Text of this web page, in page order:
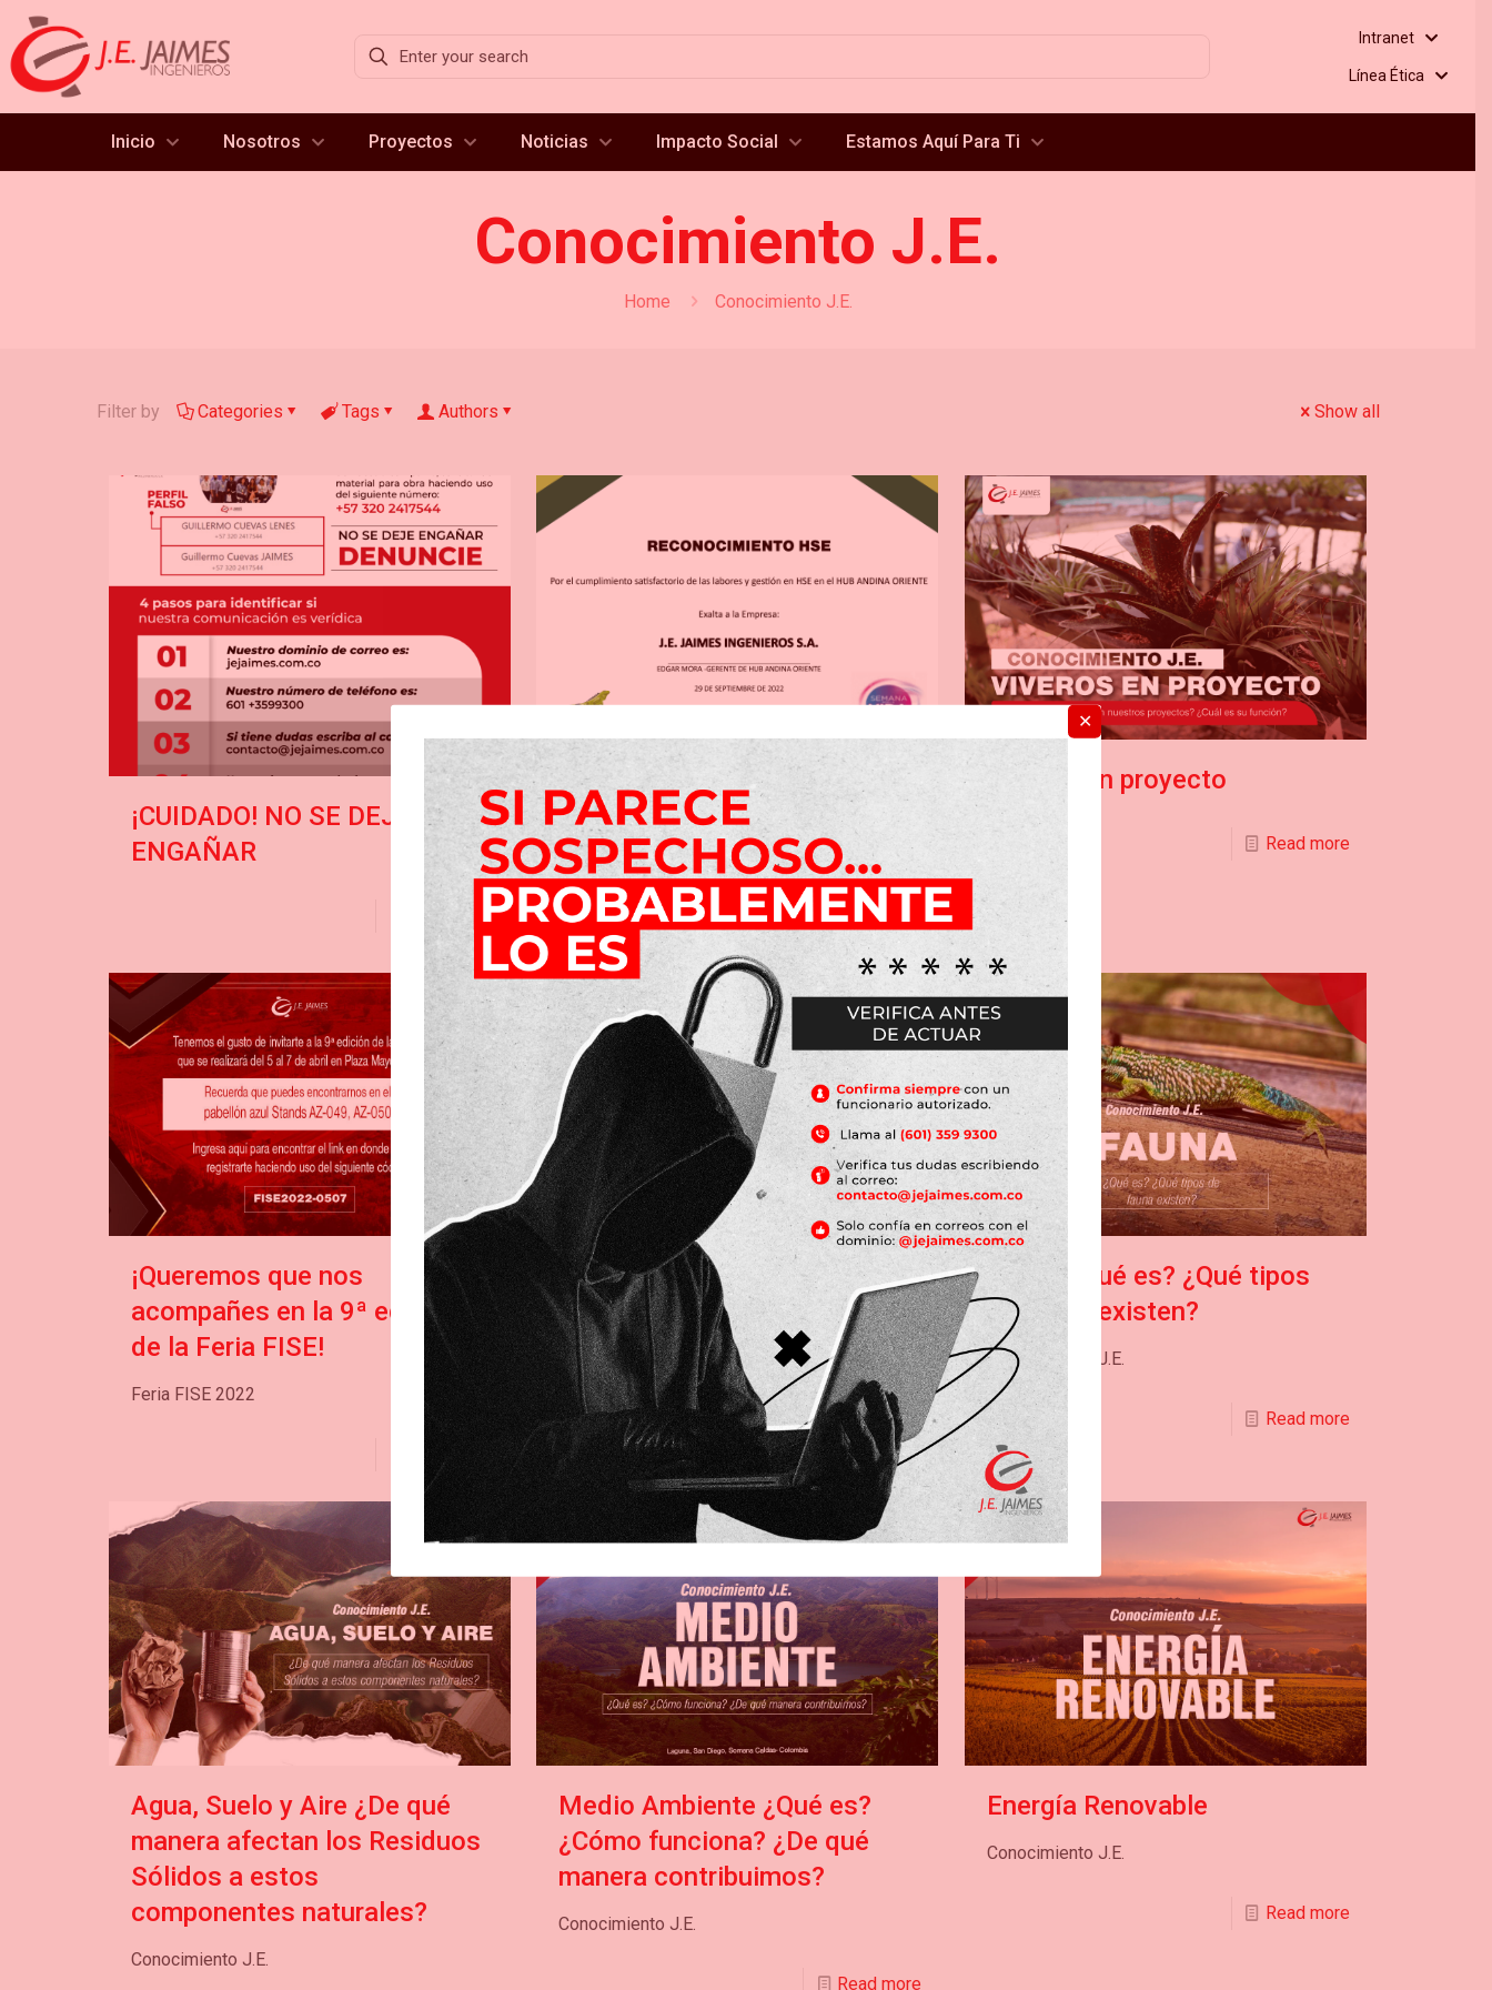
Intranet
Línea Ética
Inicio Nosotros Proyectos Noticias Impacto Social Estamos Aquí Para Ti
Conocimiento J.E.
Home Conocimiento J.E.
Filter by Categories Tags Authors Show all
¡CUIDADO! NO SE DEJE
ENGAÑAR
Read more
Reconocimiento por la
Gestión HSE
Read more
Viveros en proyecto
Read more
¡Queremos que nos
acompañes en la 9ª edición
de la Feria FISE!
Feria FISE 2022
Read more
¡Estamos presentes en La
Expo2020 Dubai!
Conocimiento J.E.
Read more
Fauna ¿Qué es? ¿Qué tipos
de fauna existen?
Conocimiento J.E.
Read more
Agua, Suelo y Aire ¿De qué
manera afectan los Residuos
Sólidos a estos
componentes naturales?
Conocimiento J.E.
Medio Ambiente ¿Qué es?
¿Cómo funciona? ¿De qué
manera contribuimos?
Conocimiento J.E.
Read more
Energía Renovable
Conocimiento J.E.
Read more
✕